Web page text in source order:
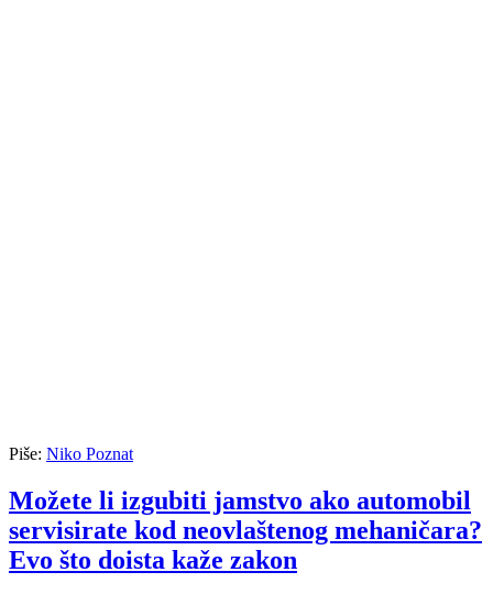
Piše: Niko Poznat
Možete li izgubiti jamstvo ako automobil
servisirate kod neovlaštenog mehaničara?
Evo što doista kaže zakon